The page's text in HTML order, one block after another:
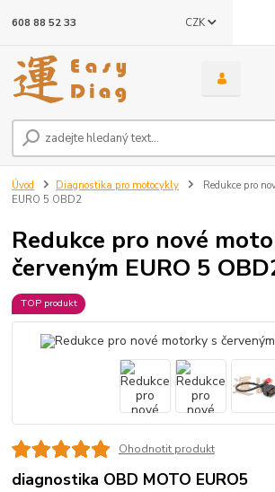
CZK
608 88 52 33
Úvod Diagnostika pro motocykly
Redukce pro
EURO 5 OBD2
Redukce pro nové
červeným EURO 5
TOP produkt
Ohodnotit produkt
diagnostika OBD MOTO EURO5